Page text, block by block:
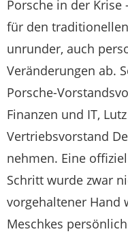
Porsche in der
für den
unrunder, auch
Veränderungen ab.
Porsche-
Finanzen und IT,
Vertriebsvorstand
nehmen. Eine
Schritt wurde zwar
vorgehaltener Hand
Meschkes